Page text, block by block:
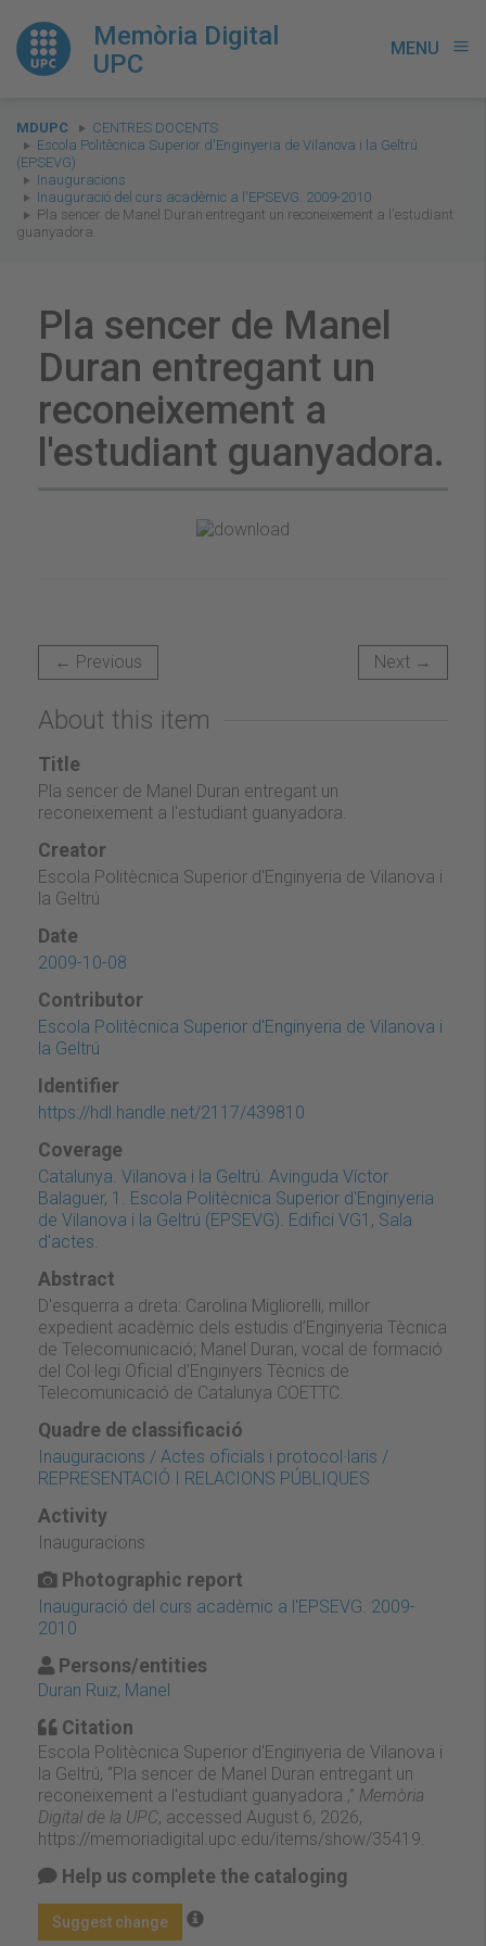
Memòria Digital
UPC
MENU menu
You
are
here:
MDUPC
CENTRES DOCENTS
Escola Politècnica Superior d'Enginyeria de Vilanova i la Geltrú
(EPSEVG)
Inauguracions
Inauguració del curs acadèmic a l'EPSEVG. 2009-2010
Pla sencer de Manel Duran entregant un reconeixement a l'estudiant
guanyadora.
Pla sencer de Manel
Duran entregant un
reconeixement a
l'estudiant guanyadora.
← Previous Next →
About this item
Title
Pla sencer de Manel Duran entregant un
reconeixement a l'estudiant guanyadora.
Creator
Escola Politècnica Superior d'Enginyeria de Vilanova i
la Geltrú
Date
2009-10-08
Contributor
Escola Politècnica Superior d'Enginyeria de Vilanova i
la Geltrú
Identifier
https://hdl.handle.net/2117/439810
Coverage
Catalunya. Vilanova i la Geltrú. Avinguda Víctor
Balaguer, 1. Escola Politècnica Superior d'Enginyeria
de Vilanova i la Geltrú (EPSEVG). Edifici VG1, Sala
d'actes.
Abstract
D'esquerra a dreta: Carolina Migliorelli, millor
expedient acadèmic dels estudis d’Enginyeria Tècnica
de Telecomunicació; Manel Duran, vocal de formació
del Col·legi Oficial d’Enginyers Tècnics de
Telecomunicació de Catalunya COETTC.
Quadre de classificació
Inauguracions / Actes oficials i protocol·laris /
REPRESENTACIÓ I RELACIONS PÚBLIQUES
Activity
Inauguracions
Photographic report
Inauguració del curs acadèmic a l'EPSEVG. 2009-
2010
Persons/entities
Duran Ruiz, Manel
Citation
Escola Politècnica Superior d'Enginyeria de Vilanova i
la Geltrú, “Pla sencer de Manel Duran entregant un
reconeixement a l'estudiant guanyadora.,” Memòria
Digital de la UPC, accessed August 6, 2026,
https://memoriadigital.upc.edu/items/show/35419
Help us complete the cataloging
Suggest change